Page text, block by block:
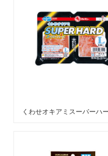
くわせオキアミスーパーハ